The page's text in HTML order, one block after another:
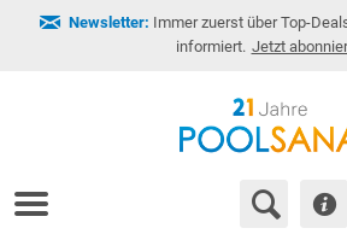
Newsletter: Immer zuerst über Top-
informiert. Jetzt